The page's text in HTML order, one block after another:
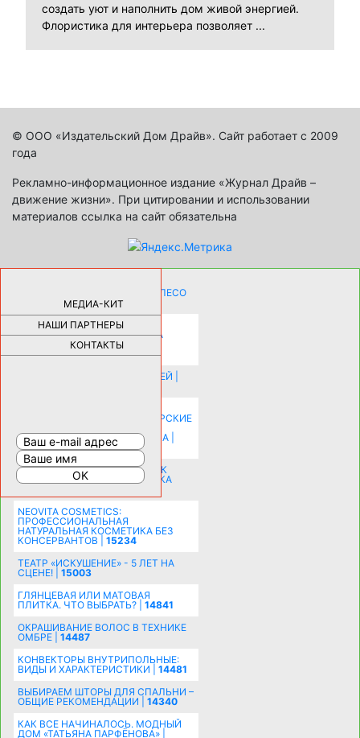
создать уют и наполнить дом живой энергией.
Флористика для интерьера позволяет ...
© ООО «Издательский Дом Драйв». Сайт работает с 2009
года
Рекламно-информационное издание «Журнал Драйв –
движение жизни». При цитировании и использовании
материалов ссылка на сайт обязательна
МЕДИА-КИТ
НАШИ ПАРТНЕРЫ
КОНТАКТЫ
КАК ДЕВУШКЕ ПОМЕНЯТЬ КОЛЕСО
НА АВТОМОБИЛЕ |69190
НОВЫЕ РАЗРАБОТКИ ДЛЯ
ОЗДОРОВЛЕНИЯ ОРГАНИЗМА
ПЛАТФОРМА ШУМАННА 3Д И
КАПСУЛА ЗДОРОВЬЯ |28297
ИСТОРИЯ НАКЛАДНЫХ НОГТЕЙ |
КОМНАТУ: ХИТРЫЕ ДИЗАЙНЕРСКИЕ
РАСШИРЕНИЯ ПРОСТРАНСТВА |
16206
СОБИРАЕМСЯ НА ПРАЗДНИК К
МОЛОДОЖЕНАМ: ПОДГОТОВКА
NEOVITA COSMETICS:
ПРОФЕССИОНАЛЬНАЯ
НАТУРАЛЬНАЯ КОСМЕТИКА БЕЗ
КОНСЕРВАНТОВ | 15234
ТЕАТР «ИСКУШЕНИЕ» - 5 ЛЕТ НА
СЦЕНЕ! | 15003
ГЛЯНЦЕВАЯ ИЛИ МАТОВАЯ
ПЛИТКА. ЧТО ВЫБРАТЬ? | 14841
ОКРАШИВАНИЕ ВОЛОС В ТЕХНИКЕ
ОМБРЕ | 14487
КОНВЕКТОРЫ ВНУТРИПОЛЬНЫЕ:
ВИДЫ И ХАРАКТЕРИСТИКИ | 14481
ВЫБИРАЕМ ШТОРЫ ДЛЯ СПАЛЬНИ –
ОБЩИЕ РЕКОМЕНДАЦИИ | 14340
КАК ВСЕ НАЧИНАЛОСЬ. МОДНЫЙ
ДОМ «ТАТЬЯНА ПАРФЁНОВА» |